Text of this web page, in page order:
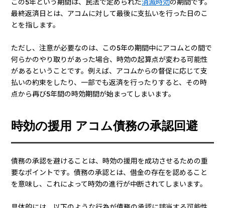
最終返済日とは、アコムに対して最後に支払いを行った日のこ
とを指します。
ただし、注意が必要なのは、この5年の期間中にアコムとの間で
何らかのやり取りがあった場合、時効の起算点が変わる可能性
があるということです。例えば、アコムからの督促に応じて支
払いの約束をしたり、一部でも返済を行ったりすると、その時
点から再び5年間の時効期間が始まってしまいます。
時効の援用 アコム債務の承認回避
債務の承認を避けることは、時効の援用を成功させるための重
要なポイントです。債務の承認とは、借金の存在を認めること
を意味し、これによって時効の進行が中断されてしまいます。